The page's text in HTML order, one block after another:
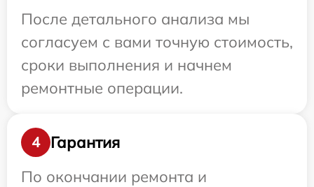
После детального анализа мы
согласуем с вами точную стоимость,
сроки выполнения и начнем
ремонтные операции.
4
Гарантия
По окончании ремонта и